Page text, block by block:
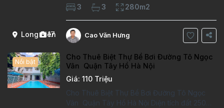
Long Biên
17
phòng làm việc Vị trí ý tưởng 10 phút đi bộ tới
trường việt pháp Ngôi nhà được thiết kế theo
kiểu phát cổ,trong khu dân
3 3 280m2
Cao Văn Hưng
Nổi bật
Cho Thuê Biệt Thự Bể Bơi Đường Tô Ngọc
Vân Quận Tây Hồ Hà Nội
Giá: 110 Triệu
Cho Thuê Biệt Thự Bể Bơi Đường Tô Ngọc
Vân Quận Tây Hồ Hà Nội Diện tích đất 250m2